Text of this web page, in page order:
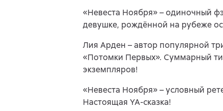
«Невеста Ноября» – одиночный
девушке, рождённой на рубеже
Лия Арден – автор популярной
«Потомки Первых». Суммарный
экземпляров!
«Невеста Ноября» – условный
Настоящая YA-сказка!